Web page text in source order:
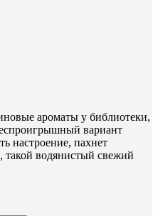
ароматы у библиотеки,
вариант
настроение, пахнет
такой водянистый свежий